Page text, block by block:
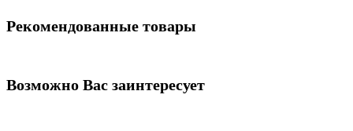
Рекомендованные товары
Возможно Вас заинтересует